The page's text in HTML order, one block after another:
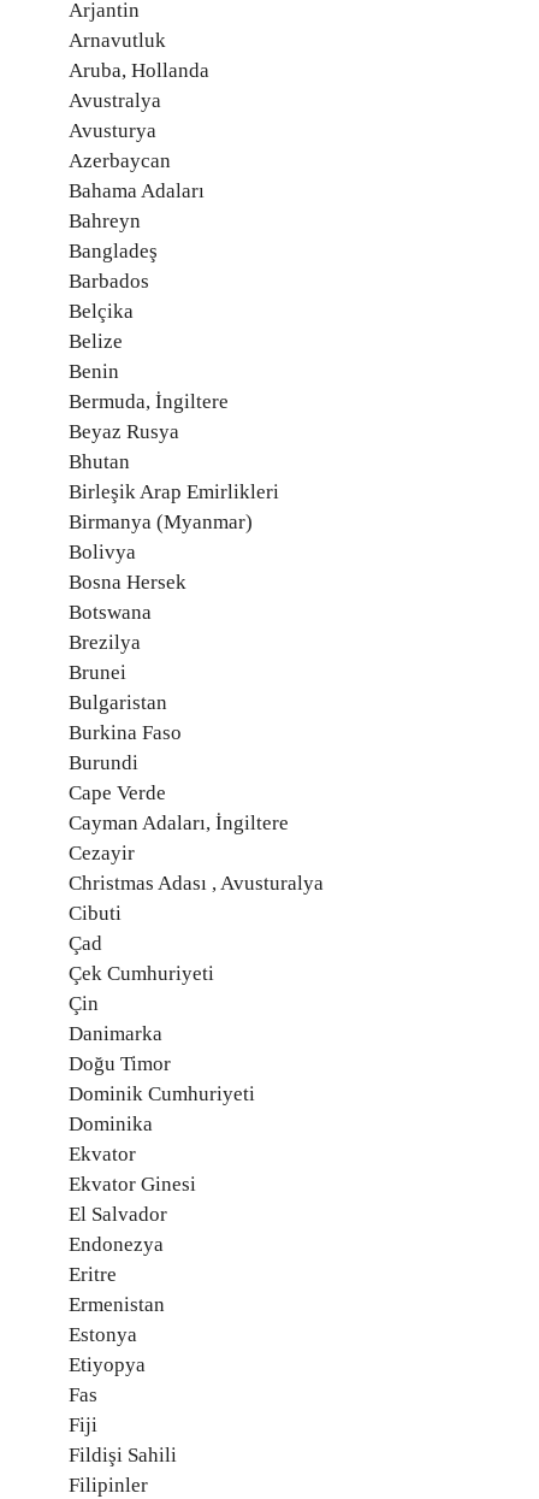
Arjantin
Arnavutluk
Aruba, Hollanda
Avustralya
Avusturya
Azerbaycan
Bahama Adaları
Bahreyn
Bangladeş
Barbados
Belçika
Belize
Benin
Bermuda, İngiltere
Beyaz Rusya
Bhutan
Birleşik Arap Emirlikleri
Birmanya (Myanmar)
Bolivya
Bosna Hersek
Botswana
Brezilya
Brunei
Bulgaristan
Burkina Faso
Burundi
Cape Verde
Cayman Adaları, İngiltere
Cezayir
Christmas Adası , Avusturalya
Cibuti
Çad
Çek Cumhuriyeti
Çin
Danimarka
Doğu Timor
Dominik Cumhuriyeti
Dominika
Ekvator
Ekvator Ginesi
El Salvador
Endonezya
Eritre
Ermenistan
Estonya
Etiyopya
Fas
Fiji
Fildişi Sahili
Filipinler